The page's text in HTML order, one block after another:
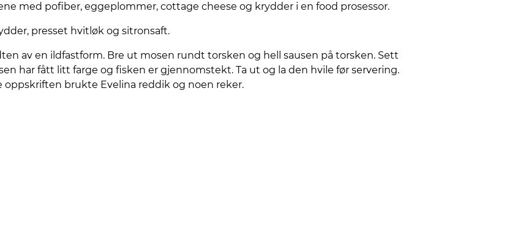
med pofiber, eggeplommer, cottage cheese og krydder i en food prosessor.
presset hvitløk og sitronsaft.
av en ildfastform. Bre ut mosen rundt torsken og hell sausen på torsken. Sett
har fått litt farge og fisken er gjennomstekt. Ta ut og la den hvile før servering.
brukte Evelina reddik og noen reker.